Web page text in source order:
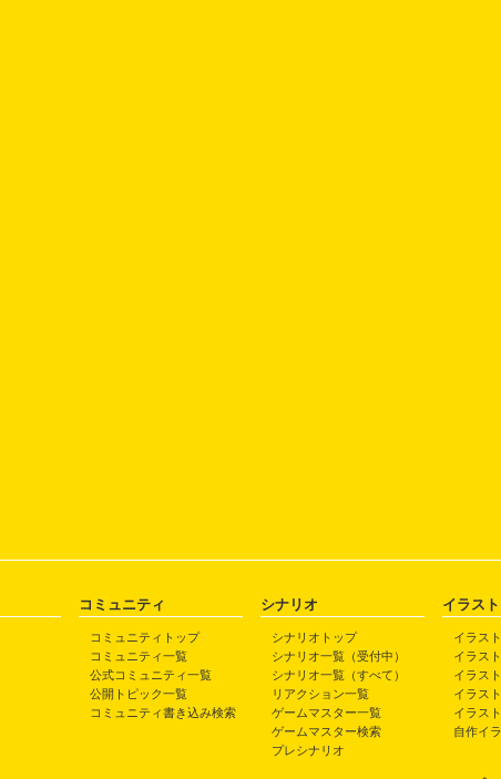
コミュニティ
コミュニティトップ
コミュニティ一覧
公式コミュニティ一覧
公開トピック一覧
コミュニティ書き込み検索
シナリオ
シナリオトップ
シナリオ一覧（受付中）
シナリオ一覧（すべて）
リアクション一覧
ゲームマスター一覧
ゲームマスター検索
プレシナリオ
イラスト
イラス
イラス
イラス
イラス
イラス
自作イ